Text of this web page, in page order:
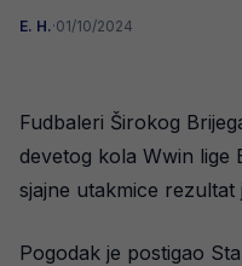
E. H.·01/10/2024
Fudbaleri Širokog
devetog kola Wwin lige
sjajne utakmice rezultat
Pogodak je postigao